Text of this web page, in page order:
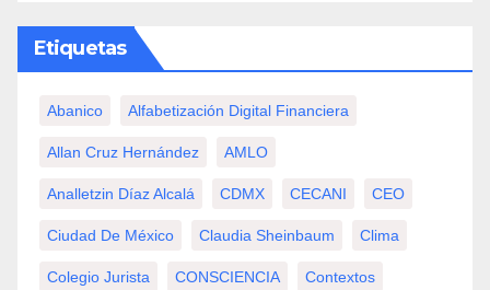
Etiquetas
Abanico Alfabetización Digital Financiera
Allan Cruz Hernández AMLO
Analletzin Díaz Alcalá CDMX CECANI CEO
Ciudad De México Claudia Sheinbaum Clima
Colegio Jurista CONSCIENCIA Contextos